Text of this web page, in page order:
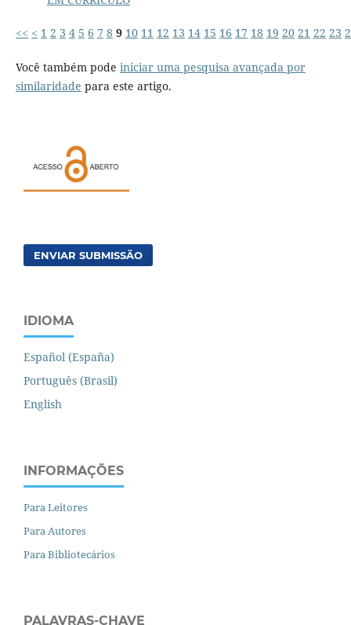
<< < 1 2 3 4 5 6 7 8 9 10 11 12 13 14 15 16 17 18 19 20 21 22 23
Você também pode iniciar uma pesquisa avançada por
similaridade para este artigo.
ENVIAR SUBMISSÃO
IDIOMA
Español (España)
Português (Brasil)
English
INFORMAÇÕES
Para Leitores
Para Autores
Para Bibliotecários
PALAVRAS-CHAVE